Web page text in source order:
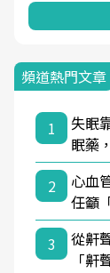
頻道熱門文章
1
失眠
眠藥
2
心血
任籲
3
從鼾
「